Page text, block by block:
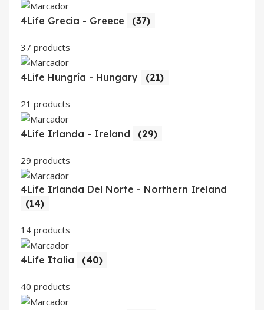
4Life Grecia - Greece (37)
37 products
4Life Hungría - Hungary (21)
21 products
4Life Irlanda - Ireland (29)
29 products
4Life Irlanda Del Norte - Northern Ireland
(14)
14 products
4Life Italia (40)
40 products